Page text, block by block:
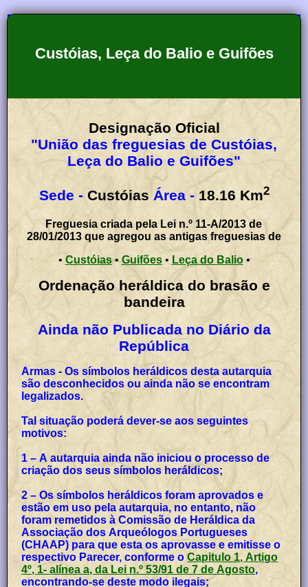
Custóias, Leça do Balio e Guifões
Designação Oficial
"União das freguesias de Custóias,
Leça do Balio e Guifões"
Sede - Custóias Área - 18.16 Km2
Freguesia criada pela Lei n.º 11-A/2013 de
28/01/2013 que agregou as antigas freguesias de
• Custóias•Guifões• Leça do Balio•
Ordenação heráldica do brasão e
bandeira
Ainda não Publicada no Diário da
República
Armas - Os símbolos heráldicos desta autarquia
são desconhecidos ou ainda não se encontram
legalizados.
Tal situação poderá dever-se aos seguintes
motivos:
1 – A autarquia ainda não iniciou o processo de
criação dos seus símbolos heráldicos;
2 – Os símbolos heráldicos foram aprovados e
estão em uso pela autarquia, no entanto, não
foram remetidos à Comissão de Heráldica da
Associação dos Arqueólogos Portugueses
(CHAAP) para que esta os aprovasse e emitisse o
respectivo Parecer, conforme oCapitulo 1, Artigo
4º, 1- alínea a, da Lei n.º 53/91 de 7 de Agosto,
encontrando-se deste modo ilegais;